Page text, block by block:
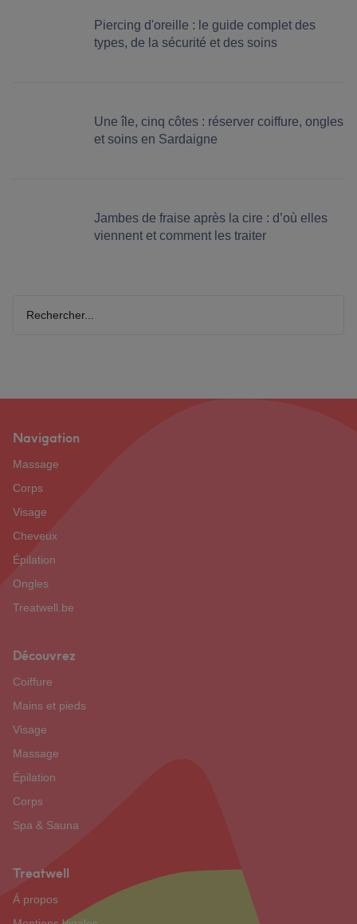
Piercing d'oreille : le guide complet des
types, de la sécurité et des soins
Une île, cinq côtes : réserver coiffure, ongles
et soins en Sardaigne
Jambes de fraise après la cire : d’où elles
viennent et comment les traiter
Footer
Navigation
Massage
Corps
Visage
Cheveux
Épilation
Ongles
Treatwell.be
Découvrez
Coiffure
Mains et pieds
Visage
Massage
Épilation
Corps
Spa & Sauna
Treatwell
Á propos